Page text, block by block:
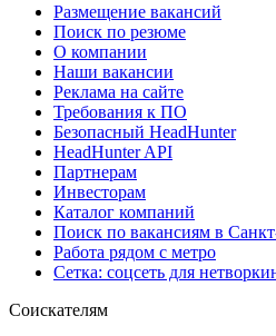
Размещение вакансий
Поиск по резюме
О компании
Наши вакансии
Реклама на сайте
Требования к ПО
Безопасный HeadHunter
HeadHunter API
Партнерам
Инвесторам
Каталог компаний
Поиск по вакансиям в
Работа рядом с метро
Сетка: соцсеть для
Соискателям